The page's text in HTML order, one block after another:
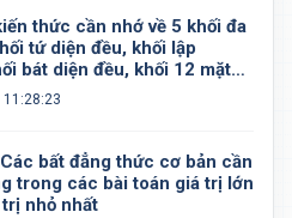
thức cần nhớ về 5 khối đa
tứ diện đều, khối lập
bát diện đều, khối 12 mặt
mặt đều
11:28:23
bất đẳng thức cơ bản cần
trong các bài toán giá trị lớn
nhỏ nhất